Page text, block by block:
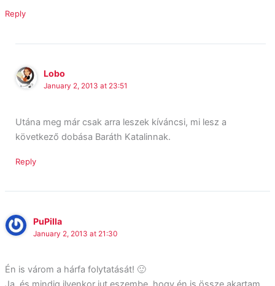
Reply
Lobo
January 2, 2013 at 23:51
Utána meg már csak arra leszek kíváncsi, mi lesz a
következő dobása Baráth Katalinnak.
Reply
PuPilla
January 2, 2013 at 21:30
Én is várom a hárfa folytatását! 🙂